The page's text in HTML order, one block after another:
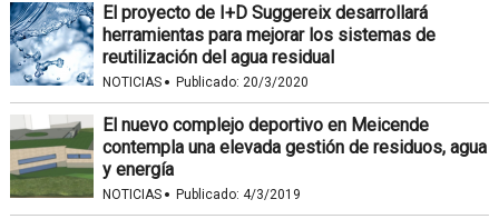
El proyecto de I+D Suggereix desarrollará
herramientas para mejorar los sistemas de
reutilización del agua residual
NOTICIAS · Publicado: 20/3/2020
El nuevo complejo deportivo en Meicende
contempla una elevada gestión de residuos, agua
y energía
NOTICIAS · Publicado: 4/3/2019